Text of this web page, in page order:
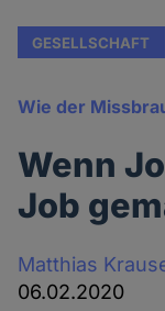
GESELLSCHAFT
Wie der
Wenn
Job
Matthias
06.02.2020